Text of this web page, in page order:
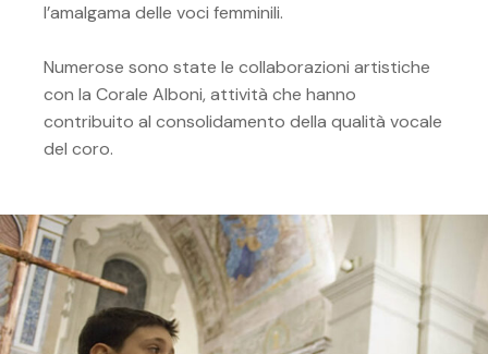
l’amalgama delle voci femminili.
Numerose sono state le collaborazioni artistiche
con la Corale Alboni, attività che hanno
contribuito al consolidamento della qualità vocale
del coro.